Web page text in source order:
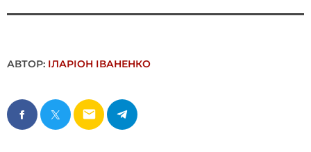
АВТОР: ІЛАРІОН ІВАНЕНКО
email